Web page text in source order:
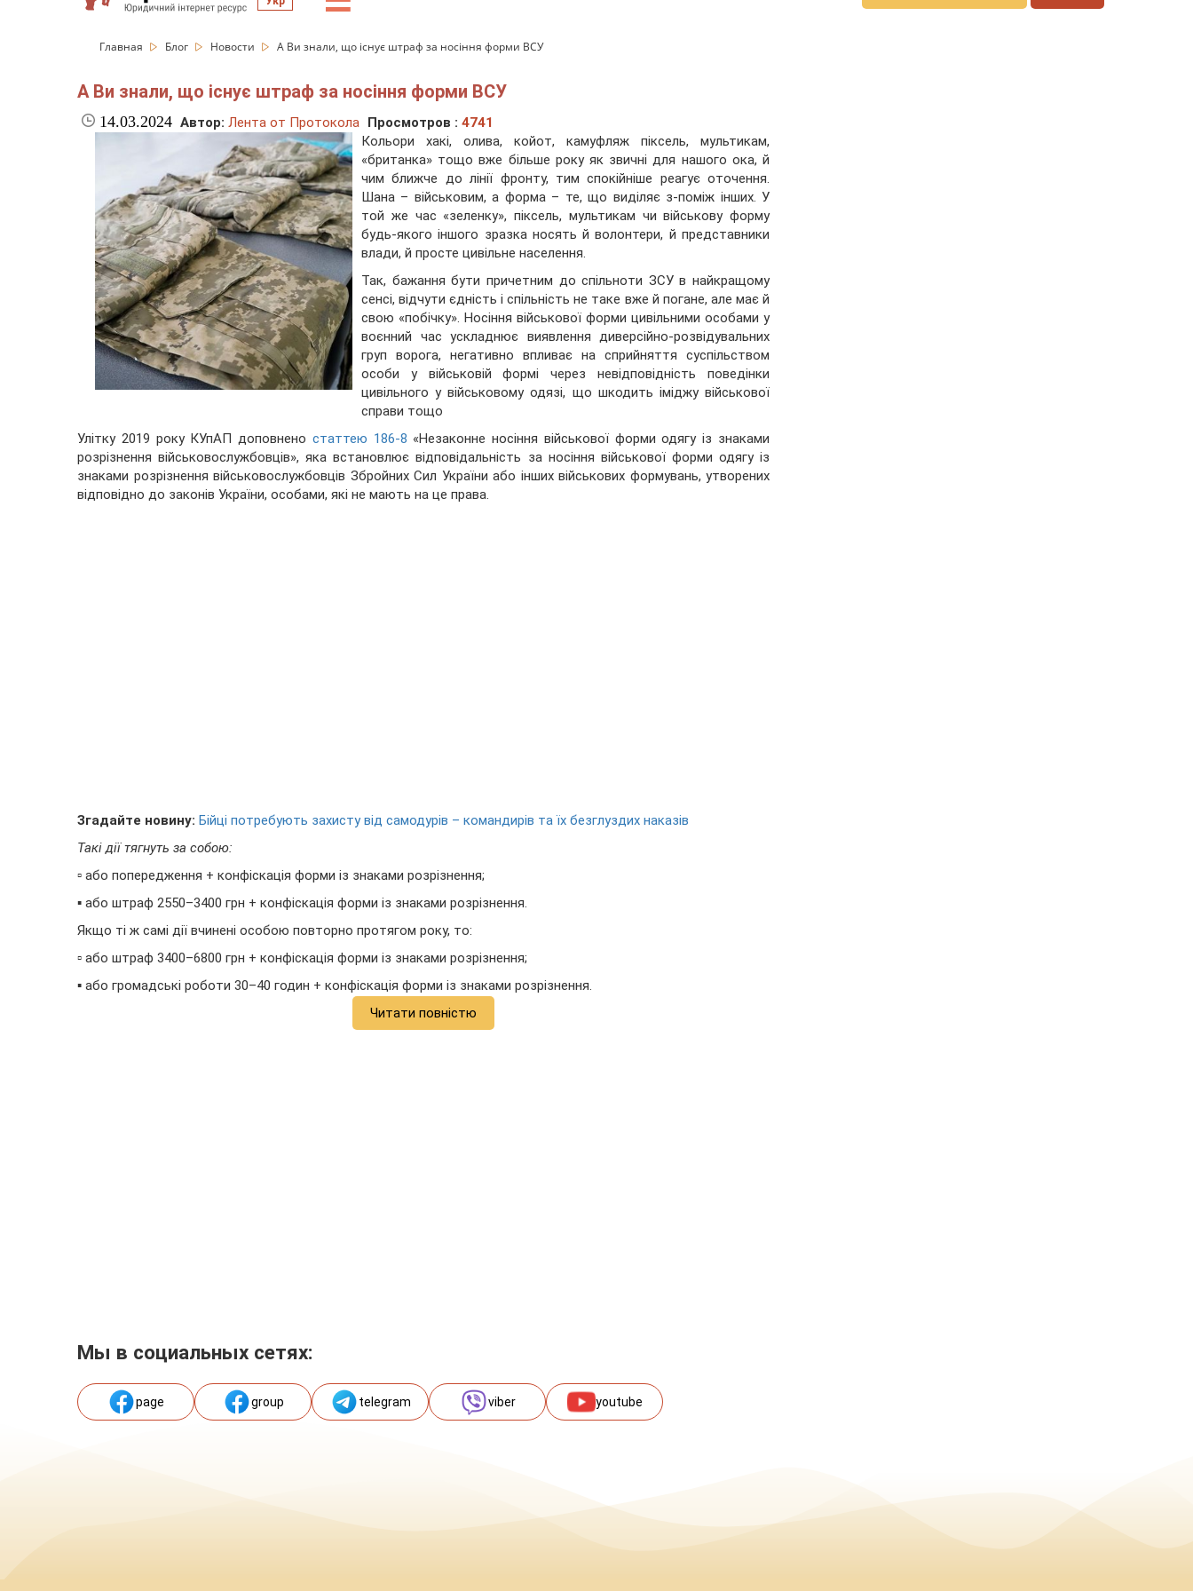
Главная Блог Новости А Ви знали, що існує штраф за носіння форми ВСУ
А Ви знали, що існує штраф за носіння форми ВСУ
14.03.2024 Автор: Лента от Протокола Просмотров : 4741
Кольори хакі, олива, койот, камуфляж піксель, мультикам,
«британка» тощо вже більше року як звичні для нашого ока, й
чим ближче до лінії фронту, тим спокійніше реагує оточення.
Шана – військовим, а форма – те, що виділяє з-поміж інших. У
той же час «зеленку», піксель, мультикам чи військову форму
будь-якого іншого зразка носять й волонтери, й представники
влади, й просте цивільне населення.
Так, бажання бути причетним до спільноти ЗСУ в найкращому
сенсі, відчути єдність і спільність не таке вже й погане, але має й
свою «побічку». Носіння військової форми цивільними особами у
воєнний час ускладнює виявлення диверсійно-розвідувальних
груп ворога, негативно впливає на сприйняття суспільством
особи у військовій формі через невідповідність поведінки
цивільного у військовому одязі, що шкодить іміджу військової
справи тощо
Улітку 2019 року КУпАП доповнено статтею 186-8 «Незаконне носіння військової форми одягу із знаками
розрізнення військовослужбовців», яка встановлює відповідальність за носіння військової форми одягу із
знаками розрізнення військовослужбовців Збройних Сил України або інших військових формувань, утворених
відповідно до законів України, особами, які не мають на це права.
Згадайте новину: Бійці потребують захисту від самодурів – командирів та їх безглуздих наказів
Такі дії тягнуть за собою:
▫️ або попередження + конфіскація форми із знаками розрізнення;
▪️ або штраф 2550–3400 грн + конфіскація форми із знаками розрізнення.
Якщо ті ж самі дії вчинені особою повторно протягом року, то:
▫️ або штраф 3400–6800 грн + конфіскація форми із знаками розрізнення;
▪️ або громадські роботи 30–40 годин + конфіскація форми із знаками розрізнення.
Читати повністю
Мы в социальных сетях:
page group telegram viber youtube